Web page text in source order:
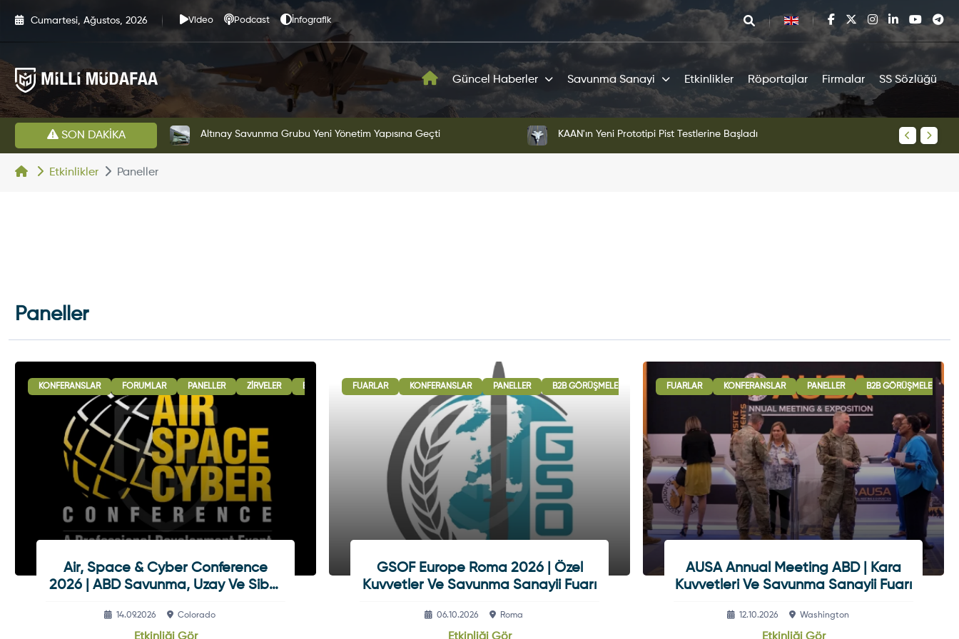
Cumartesi, Ağustos, 2026 Video Podcast İnfografik
Güncel Haberler Savunma Sanayi Etkinlikler Röportajlar Firmalar SS Sözlüğü
SON DAKİKA
Yeni Yönetim Yapısına Geçti KAAN'ın Yeni Prototipi Pist Testlerine Başladı KAAN Savaş Uçağı Ön Uçuş Taksi Testini Başarıyla Tamamladı
Etkinlikler Paneller
Paneller
KONFERANSLAR FORUMLAR PANELLER ZIRVELER B2B GÖRÜŞMELERI ULUSLARARASI İŞBIRLIĞI OTURUMLARI SERGI - GÖSTERI
Air, Space & Cyber Conference
2026 | ABD Savunma, Uzay Ve Siber
14.09.2026 Colorado
FUARLAR KONFERANSLAR PANELLER B2B GÖRÜŞMELERI ULUSLARARASI İŞBIRLIĞI OTURUMLARI SERGI - GÖSTERI
GSOF Europe Roma 2026 | Özel
Kuvvetler Ve Savunma Sanayii Fuarı
06.10.2026 Roma
FUARLAR KONFERANSLAR PANELLER B2B GÖRÜŞMELERI
AUSA Annual Meeting ABD | Kara
Kuvvetleri Ve Savunma Sanayii Fuarı
12.10.2026 Washington